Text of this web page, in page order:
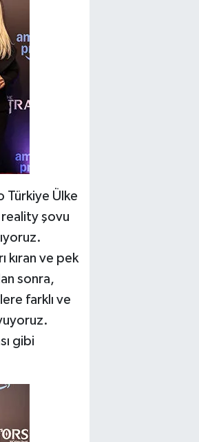
Türkiye Ülke
şovu
kıran ve pek
sonra,
farklı ve
gibi